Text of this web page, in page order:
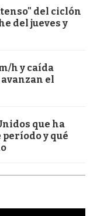
del ciclón
del jueves y
h y caída
el
que ha
y qué